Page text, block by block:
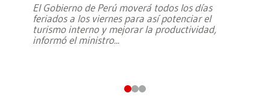
El Gobierno de Perú moverá todos los días
feriados a los viernes para así potenciar el
turismo interno y mejorar la productividad,
informó el ministro...